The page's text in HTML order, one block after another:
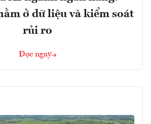
ở dữ liệu và kiểm soát
rủi ro
Đọc ngay